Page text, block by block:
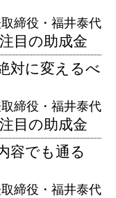
締役・福井泰代
注目の助成金
対に変えるべ
締役・福井泰代
注目の助成金
容でも通る
締役・福井泰代